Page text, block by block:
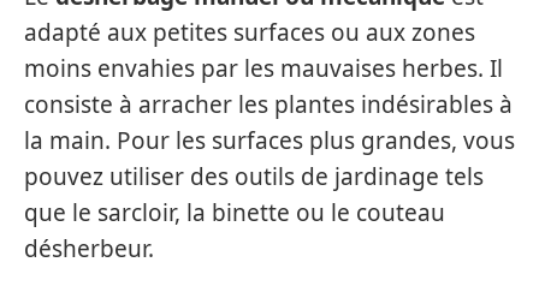
adapté aux petites surfaces ou aux zones
moins envahies par les mauvaises herbes. Il
consiste à arracher les plantes indésirables à
la main. Pour les surfaces plus grandes, vous
pouvez utiliser des outils de jardinage tels
que le sarcloir, la binette ou le couteau
désherbeur.